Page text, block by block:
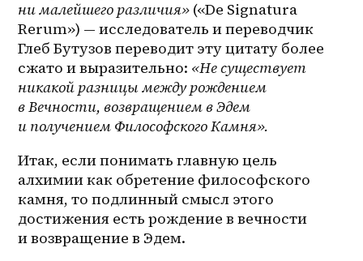
ни малейшего различия» («De Signatura
Rerum») — исследователь и переводчик
Глеб Бутузов переводит эту цитату более
сжато и выразительно: «Не существует
никакой разницы между рождением
в Вечности, возвращением в Эдем
и получением Философского Камня».
Итак, если понимать главную цель
алхимии как обретение философского
камня, то подлинный смысл этого
достижения есть рождение в вечности
и возвращение в Эдем.